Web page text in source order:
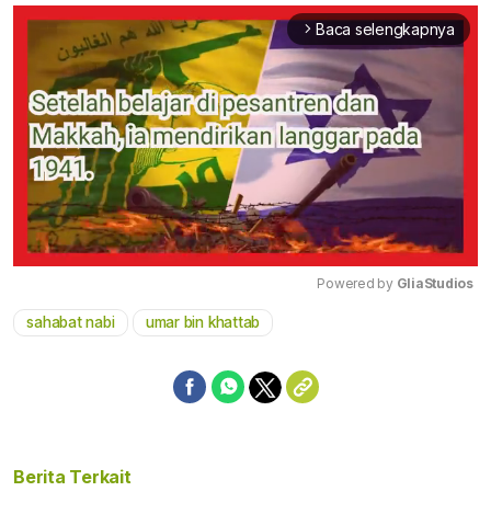
arrow_forward_ios Baca selengkapnya
Powered by GliaStudios
sahabat nabi umar bin khattab
Berita Terkait